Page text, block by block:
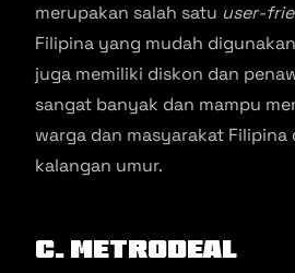
merupakan salah satu user-
Filipina yang mudah
juga memiliki diskon dan
sangat banyak dan mampu
warga dan masyarakat Filipina
kalangan umur.
C. MetroDeal